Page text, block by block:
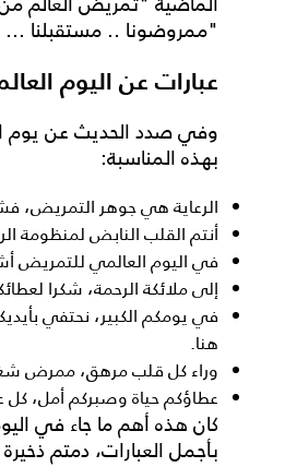
"ممروضونا .. مستقبلنا ...
عبارات عن اليوم
وفي صدد الحديث عن يوم
بهذه المناسبة:
الرعاية هي جوهر التمريض،
أنتم القلب النابض لمنظومة
في اليوم العالمي للتمريض
إلى ملائكة الرحمة، شكرا
في يومكم الكبير، نحتفي
هنا.
وراء كل قلب مرهق، ممرض
عطاؤكم حياة وصبركم أمل، كل
كان هذه أهم ما جاء في
بأجمل العبارات، دمتم